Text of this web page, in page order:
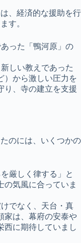
、経済的な援助を行
す。
った「鴨河原」の
しい教えであった
）から激しい圧力を
り、寺の建立を支援
のには、いくつかの
厳しく律する」と
の気風に合っていま
でなく、天台・真
家は、幕府の安泰や
西に期待していまし